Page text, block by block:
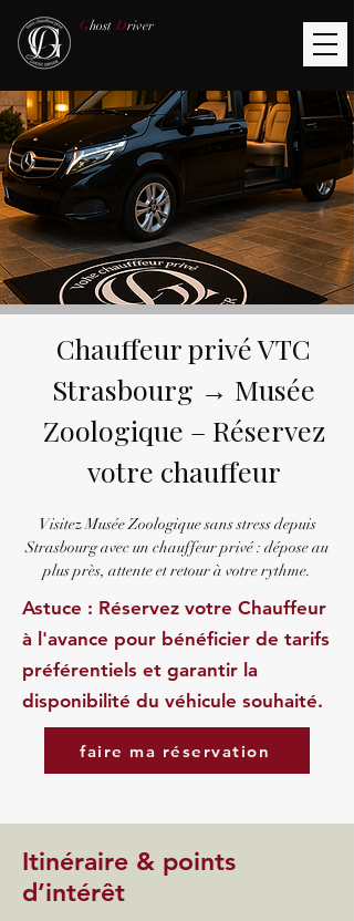
Ghost Driver
Chauffeur privé VTC
Strasbourg → Musée
Zoologique – Réservez
votre chauffeur
Visitez Musée Zoologique sans stress depuis
Strasbourg avec un chauffeur privé : dépose au
plus près, attente et retour à votre rythme.
Astuce : Réservez votre Chauffeur
à l'avance pour bénéficier de tarifs
préférentiels et garantir la
disponibilité du véhicule souhaité.
faire ma réservation
Itinéraire & points
d’intérêt